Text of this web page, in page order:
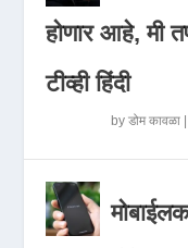
होणार आहे, मी
टीव्ही हिंदी
byडोम कावळा